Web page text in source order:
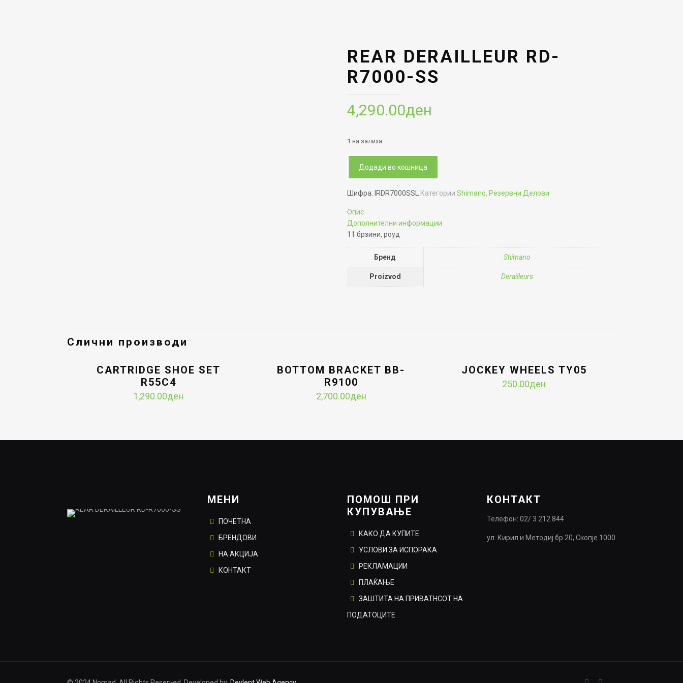
REAR DERAILLEUR RD-
R7000-SS
4,290.00ден
1 на залиха
Додади во кошница
Шифра: IRDR7000SSL Категории Shimano, Резервни Делови
Опис
Дополнителни информации
11 брзини, роуд
Бренд Shimano
Proizvod Derailleurs
Слични производи
CARTRIDGE SHOE SET
R55C4
1,290.00ден
BOTTOM BRACKET BB-
R9100
2,700.00ден
JOCKEY WHEELS TY05
250.00ден
МЕНИ
ПОЧЕТНА
БРЕНДОВИ
НА АКЦИЈА
КОНТАКТ
ПОМОШ ПРИ
КУПУВАЊЕ
КАКО ДА КУПИТЕ
УСЛОВИ ЗА ИСПОРАКА
РЕКЛАМАЦИИ
ПЛАЌАЊЕ
ЗАШТИТА НА ПРИВАТНСОТ НА
ПОДАТОЦИТЕ
КОНТАКТ
Телефон: 02/ 3 212 844
ул. Кирил и Методиј бр.20, Скопје 1000